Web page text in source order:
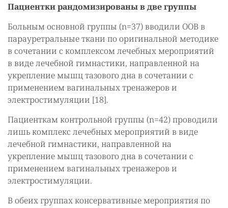
Пациентки рандомизированы в две группы
Больным основной группы (n=37) вводили ООВ в
парауретральные ткани по оригинальной методике
в сочетании с комплексом лечебных мероприятий
в виде лечебной гимнастики, направленной на
укрепление мышц тазового дна в сочетании с
применением вагинальных тренажеров и
электростимуляции [18].
Пациенткам контрольной группы (n=42) проводили
лишь комплекс лечебных мероприятий в виде
лечебной гимнастики, направленной на
укрепление мышц тазового дна в сочетании с
применением вагинальных тренажеров и
электростимуляции.
В обеих группах консервативные мероприятия по